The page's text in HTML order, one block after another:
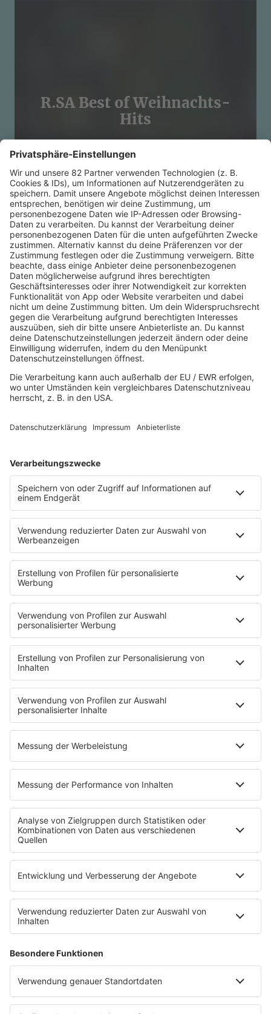
R.SA Best of Weihnachts-
Hits
MEHR LESEN
R.SA 80er Weihnachten
MEHR LESEN
R.SA 90er Weihnachten
HOME
KONZERTE
R.SA ON AIR
Die R.SA Muntermacher
Das R.SA Team
R.SA Lichtblick
MEHR R.SA
R.SA Veranstaltungstipps
R.SA App
Empfang
Jobbörse
SERVICE
Datenschutzeinstellungen
Nutzungsbedingungen
Teilnahmebedingungen
R.SA auf radioplayer.de